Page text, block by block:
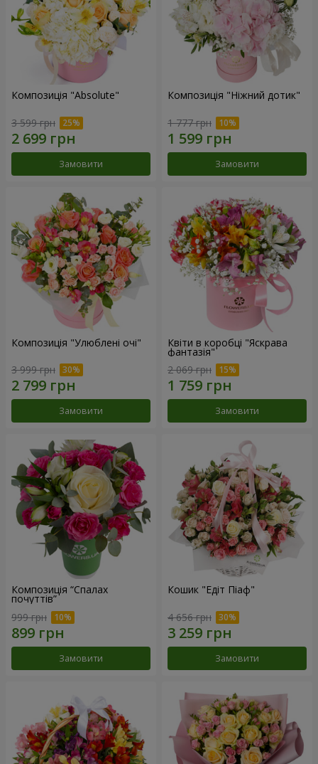
Композиція "Absolute"
3 599 грн
Замовити
Композиція "Ніжний дотик"
1 777 грн
Замовити
Композиція "Улюблені очі"
3 999 грн
Замовити
Квіти в коробці "Яскрава
фантазія"
2 069 грн
Замовити
Композиція “Спалах
почуттів”
999 грн
Замовити
Кошик "Едіт Піаф"
4 656 грн
Замовити